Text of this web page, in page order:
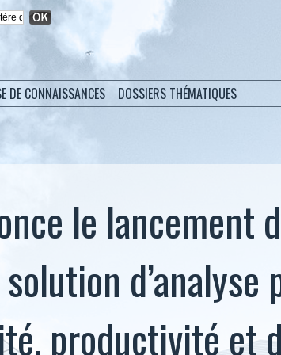
DE CONNAISSANCES DOSSIERS THÉMATIQUES
le lancement
d’analyse
productivité et